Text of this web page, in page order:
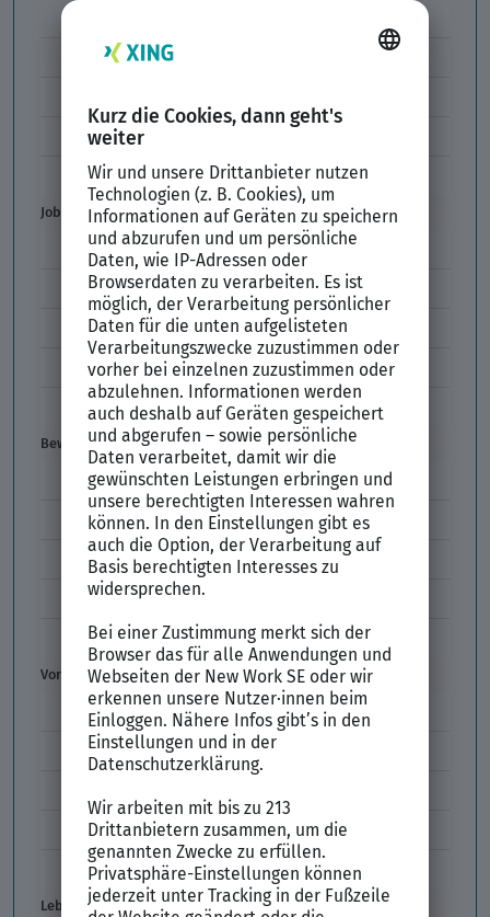
Formulierungen im Arbeitszeugnis
Unbefristeter Arbeitsvertrag
Der XING Bewerbungsratgeber
Job & Karriere
Arbeitsvertrag
Codes im Arbeitszeugnis
Kündigung
Einstiegsgehalt
Gehaltswunsch
Bewerbung
E-Mail-Bewerbung
Anlagen und Zeugnisse
Initiativbewerbung
Interne Bewerbung
Empfehlungsschreiben
Vorstellungsgespräch
Vorstellungsgespräch Fragen
Schwächen im Vorstellungsgespräch
Vorbereitung Vorstellungsgespräch
Vorstellungsgespräch per Skype
Lebenslauf